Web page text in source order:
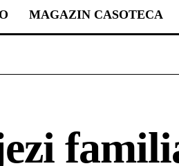
MAGAZIN CASOTECA